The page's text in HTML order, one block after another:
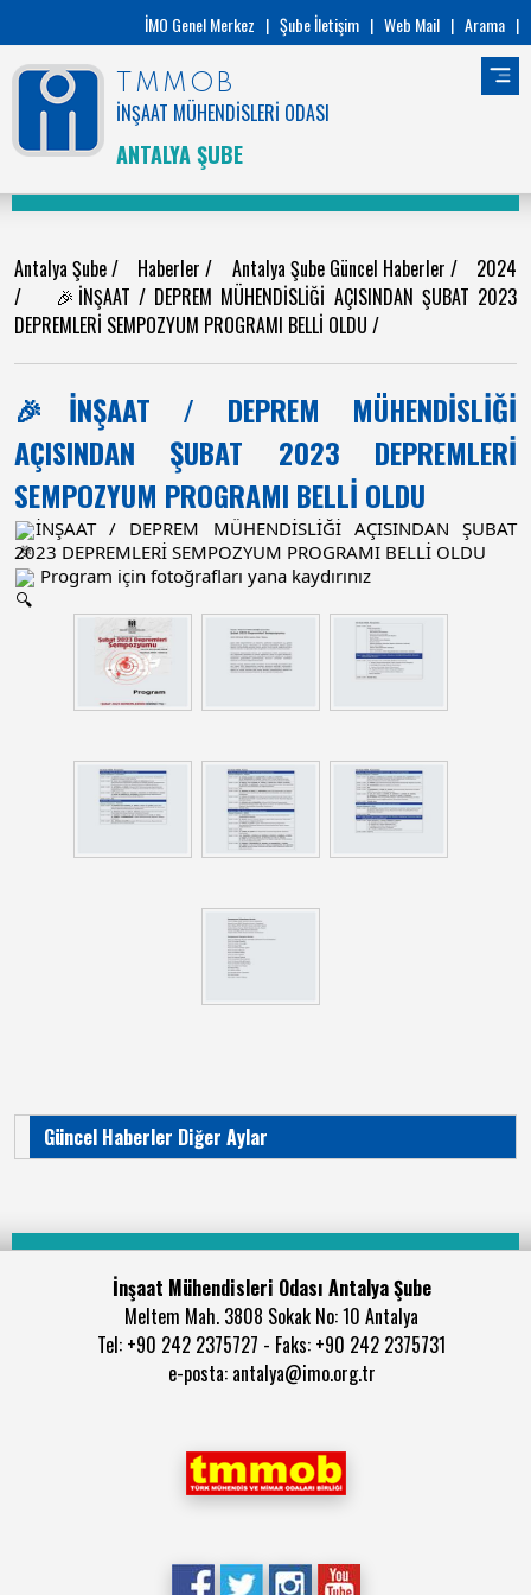
İMO Genel Merkez | Şube İletişim | Web Mail | Arama |
TMMOB
İNŞAAT MÜHENDİSLERİ ODASI
ANTALYA ŞUBE
Antalya Şube/ Haberler/ Antalya Şube Güncel Haberler / 2024
/ 🎉İNŞAAT / DEPREM MÜHENDİSLİĞİ AÇISINDAN ŞUBAT 2023
DEPREMLERİ SEMPOZYUM PROGRAMI BELLİ OLDU /
🎉İNŞAAT / DEPREM MÜHENDİSLİĞİ
AÇISINDAN ŞUBAT 2023 DEPREMLERİ
SEMPOZYUM PROGRAMI BELLİ OLDU
İNŞAAT / DEPREM MÜHENDİSLİĞİ AÇISINDAN ŞUBAT
2023 DEPREMLERİ SEMPOZYUM PROGRAMI BELLİ OLDU
Program için fotoğrafları yana kaydırınız
Güncel Haberler Diğer Aylar
İnşaat Mühendisleri Odası Antalya Şube
Meltem Mah. 3808 Sokak No: 10 Antalya
Tel: +90 242 2375727 - Faks: +90 242 2375731
e-posta: antalya@imo.org.tr